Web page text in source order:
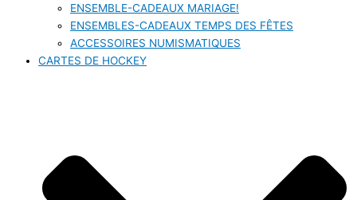
ENSEMBLE-CADEAUX MARIAGE!
ENSEMBLES-CADEAUX TEMPS DES FÊTES
ACCESSOIRES NUMISMATIQUES
CARTES DE HOCKEY